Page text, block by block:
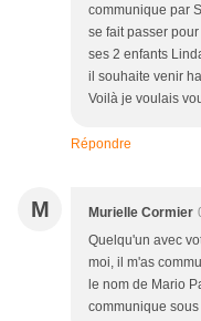
communique par
se fait passer
ses 2 enfants
il souhaite venir
Voilà je voulais
Répondre
M Murielle Cormier
Quelqu'un avec
moi, il m'as
le nom de Mario
communique